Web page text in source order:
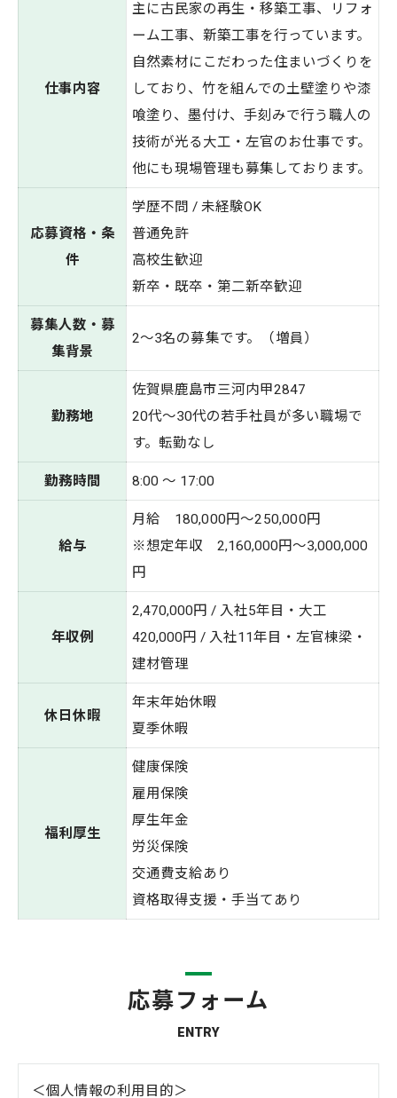
仕事内容
主に古民家の再生・移築工事、リフォ
ーム工事、新築工事を行っています。
自然素材にこだわった住まいづくりを
しており、竹を組んでの土壁塗りや漆
喰塗り、墨付け、手刻みで行う職人の
技術が光る大工・左官のお仕事です。
他にも現場管理も募集しております。
応募資格・条
件
学歴不問 / 未経験OK
普通免許
高校生歓迎
新卒・既卒・第二新卒歓迎
募集人数・募
集背景
2～3名の募集です。（増員）
勤務地
佐賀県鹿島市三河内甲2847
20代～30代の若手社員が多い職場で
す。転勤なし
勤務時間 8:00 ～ 17:00
給与
月給 180,000円～250,000円
※想定年収 2,160,000円～3,000,000
円
年収例
2,470,000円 / 入社5年目・大工
420,000円 / 入社11年目・左官棟梁・
建材管理
休日休暇
年末年始休暇
夏季休暇
福利厚生
健康保険
雇用保険
厚生年金
労災保険
交通費支給あり
資格取得支援・手当てあり
応募フォーム
ENTRY
＜個人情報の利用目的＞